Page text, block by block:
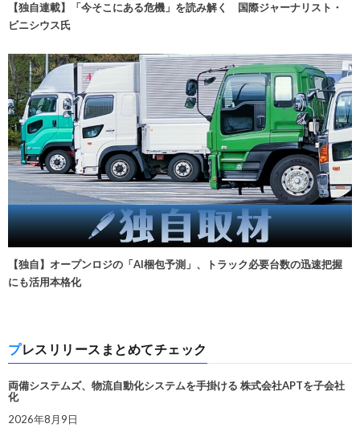
【独自連載】「今そこにある危機」を読み解く 国際ジャーナリスト・
ビニシウス氏
【独自】オープンロジの「AI梱包予測」、トラック必要台数の迅速把握
にも活用本格化
プレスリリースまとめてチェック
両備システムズ、物流自動化システムを手掛ける 株式会社APTを子会社
化
2026年8月9日